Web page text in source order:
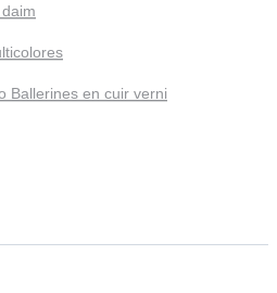
Ballerines en cuir verni